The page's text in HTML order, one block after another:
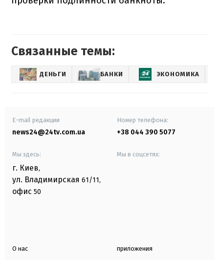
Связанные темы:
ДЕНЬГИ БАНКИ ЭКОНОМИКА
E-mail редакции
news24@24tv.com.ua
Номер телефона:
+38 044 390 5077
Мы здесь:
г. Киев,
ул. Владимирская 61/11,
офис 50
Мы в соцсетях:
О нас приложения